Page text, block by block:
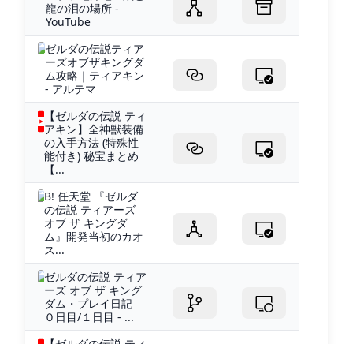
龍の泪の場所 -
YouTube
ゼルダの伝説ティア
ーズオブザキングダ
ム攻略｜ティアキン
- アルテマ
【ゼルダの伝説 ティ
アキン】全神獣装備
の入手方法 (特殊性
能付き) 秘宝まとめ
【...
B! 任天堂 『ゼルダ
の伝説 ティアーズ
オブ ザ キングダ
ム』開発当初のカオ
ス...
ゼルダの伝説 ティア
ーズ オブ ザ キング
ダム・プレイ日記
０日目/１日目 - ...